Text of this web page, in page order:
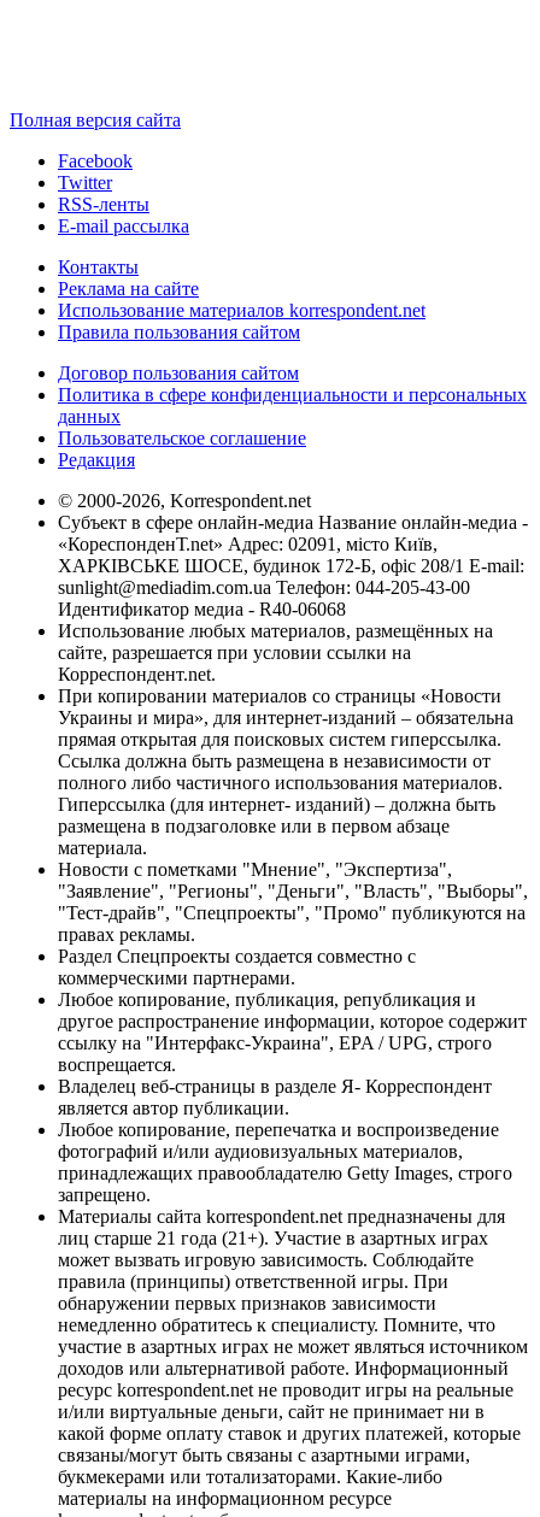
Полная версия сайта
Facebook
Twitter
RSS-ленты
E-mail рассылка
Контакты
Реклама на сайте
Использование материалов korrespondent.net
Правила пользования сайтом
Договор пользования сайтом
Политика в сфере конфиденциальности и персональных
данных
Пользовательское соглашение
Редакция
© 2000-2026, Korrespondent.net
Субъект в сфере онлайн-медиа Название онлайн-медиа -
«КореспонденТ.net» Адрес: 02091, місто Київ,
ХАРКІВСЬКЕ ШОСЕ, будинок 172-Б, офіс 208/1 E-mail:
sunlight@mediadim.com.ua Телефон: 044-205-43-00
Идентификатор медиа - R40-06068
Использование любых материалов, размещённых на
сайте, разрешается при условии ссылки на
Корреспондент.net.
При копировании материалов со страницы «Новости
Украины и мира», для интернет-изданий – обязательна
прямая открытая для поисковых систем гиперссылка.
Ссылка должна быть размещена в независимости от
полного либо частичного использования материалов.
Гиперссылка (для интернет- изданий) – должна быть
размещена в подзаголовке или в первом абзаце
материала.
Новости с пометками "Мнение", "Экспертиза",
"Заявление", "Регионы", "Деньги", "Власть", "Выборы",
"Тест-драйв", "Спецпроекты", "Промо" публикуются на
правах рекламы.
Раздел Спецпроекты создается совместно с
коммерческими партнерами.
Любое копирование, публикация, републикация и
другое распространение информации, которое содержит
ссылку на "Интерфакс-Украина", EPA / UPG, строго
воспрещается.
Владелец веб-страницы в разделе Я- Корреспондент
является автор публикации.
Любое копирование, перепечатка и воспроизведение
фотографий и/или аудиовизуальных материалов,
принадлежащих правообладателю Getty Images, строго
запрещено.
Материалы сайта korrespondent.net предназначены для
лиц старше 21 года (21+). Участие в азартных играх
может вызвать игровую зависимость. Соблюдайте
правила (принципы) ответственной игры. При
обнаружении первых признаков зависимости
немедленно обратитесь к специалисту. Помните, что
участие в азартных играх не может являться источником
доходов или альтернативой работе. Информационный
ресурс korrespondent.net не проводит игры на реальные
и/или виртуальные деньги, сайт не принимает ни в
какой форме оплату ставок и других платежей, которые
связаны/могут быть связаны с азартными играми,
букмекерами или тотализаторами. Какие-либо
материалы на информационном ресурсе